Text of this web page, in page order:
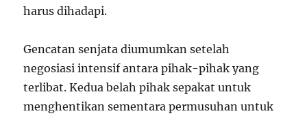
harus dihadapi.
Gencatan senjata diumumkan setelah
negosiasi intensif antara pihak-pihak yang
terlibat. Kedua belah pihak sepakat untuk
menghentikan sementara permusuhan untuk